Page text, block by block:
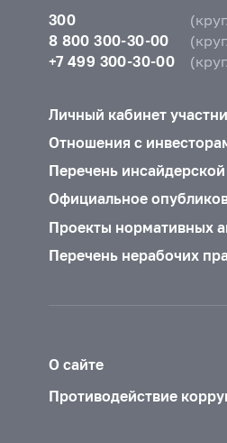
300
8 800 300-30-00
+7 499 300-30-00
Личный кабинет
Отношения с
Перечень
Официальное
Проекты нормативных
Перечень нерабочих
О сайте
Противодействие